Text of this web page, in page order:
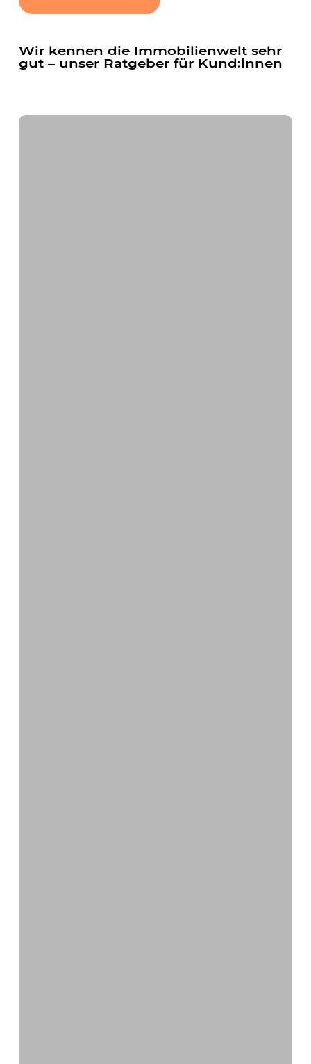
Wir kennen die Immobilienwelt sehr
gut – unser Ratgeber für Kund:innen